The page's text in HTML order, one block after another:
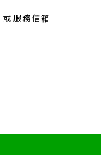
或服務信箱｜